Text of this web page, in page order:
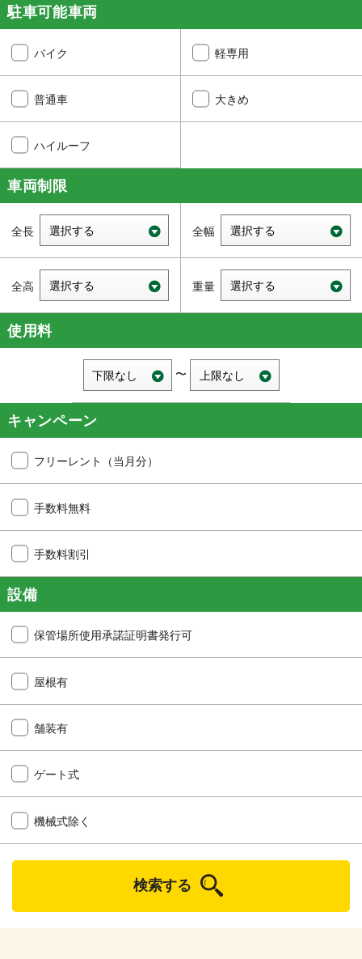
駐車可能車両
バイク 軽専用
普通車 大きめ
ハイルーフ
車両制限
使用料
〜
キャンペーン
フリーレント（当月分）
手数料無料
手数料割引
設備
保管場所使用承諾証明書発行可
屋根有
舗装有
ゲート式
機械式除く
検索する